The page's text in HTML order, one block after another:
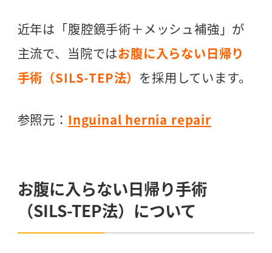
近年は「腹腔鏡手術＋メッシュ補強」が
主流で、当院ではお腹に入らない日帰り
手術（SILS-TEP法） を採用しています。
参照元： Inguinal hernia repair
お腹に入らない日帰り手術
（SILS-TEP法）について